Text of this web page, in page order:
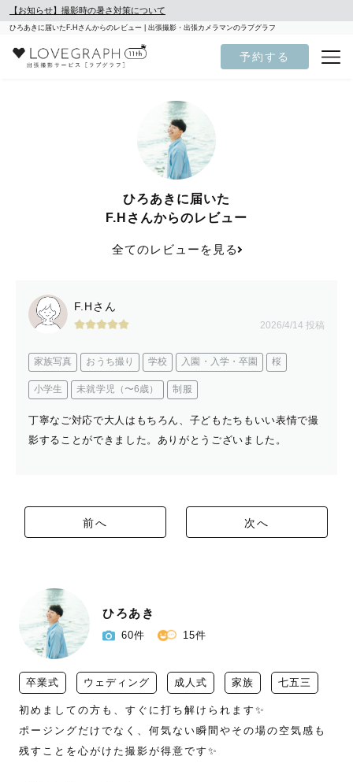
【お知らせ】撮影時の暑さ対策について
ひろあきに届いたF.Hさんからのレビュー | 出張撮影・出張カメラマンのラブグラフ
予約する
ひろあきに届いた
F.Hさんからのレビュー
全てのレビューを見る
F.Hさん
2026/4/14 投稿
家族写真 おうち撮り 学校 入園・入学・卒園 桜
小学生 未就学児（〜6歳） 制服
丁寧なご対応で大人はもちろん、子どもたちもいい表情で撮
影することができました。ありがとうございました。
前へ 次へ
ひろあき
60件 15件
卒業式 ウェディング 成人式 家族 七五三
初めましての方も、すぐに打ち解けられます✨
ポージングだけでなく、何気ない瞬間やその場の空気感も
残すことを心がけた撮影が得意です✨